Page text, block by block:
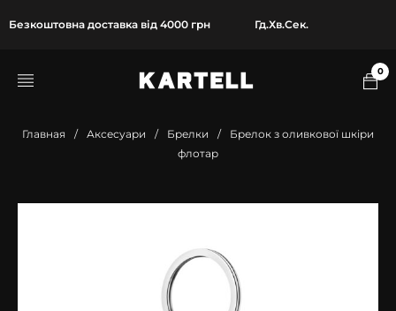
Безкоштовна доставка від 4000 грн Гд.Хв.Сек.
0
Главная / Аксесуари / Брелки /
Брелок з оливкової шкіри
флотар